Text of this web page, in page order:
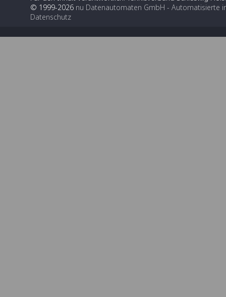
© 1999-2026 nu Datenautomaten GmbH - Automatisierte
Datenschutz